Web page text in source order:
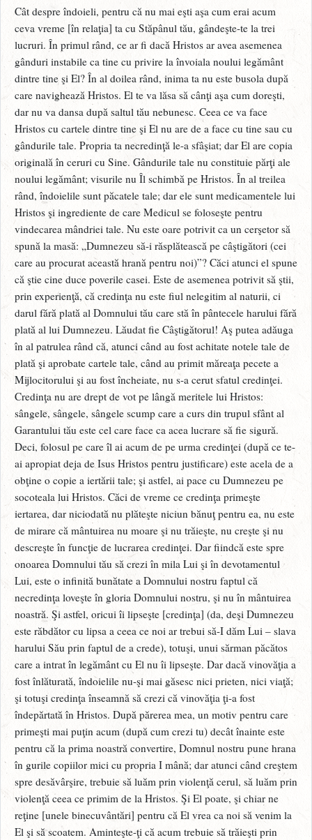
Cât despre îndoieli, pentru că nu mai eşti aşa cum erai acum
ceva vreme [în relaţia] ta cu Stăpânul tău, gândeşte-te la trei
lucruri. În primul rând, ce ar fi dacă Hristos ar avea asemenea
gânduri instabile ca tine cu privire la învoiala noului legământ
dintre tine şi El? În al doilea rând, inima ta nu este busola după
care navighează Hristos. El te va lăsa să cânţi aşa cum doreşti,
dar nu va dansa după saltul tău nebunesc. Ceea ce va face
Hristos cu cartele dintre tine şi El nu are de a face cu tine sau cu
gândurile tale. Propria ta necredinţă le-a sfâşiat; dar El are copia
originală în ceruri cu Sine. Gândurile tale nu constituie părţi ale
noului legământ; visurile nu Îl schimbă pe Hristos. În al treilea
rând, îndoielile sunt păcatele tale; dar ele sunt medicamentele lui
Hristos şi ingrediente de care Medicul se foloseşte pentru
vindecarea mândriei tale. Nu este oare potrivit ca un cerşetor să
spună la masă: „Dumnezeu să-i răsplătească pe câştigători (cei
care au procurat această hrană pentru noi)”? Căci atunci el spune
că ştie cine duce poverile casei. Este de asemenea potrivit să ştii,
prin experienţă, că credinţa nu este fiul nelegitim al naturii, ci
darul fără plată al Domnului tău care stă în pântecele harului fără
plată al lui Dumnezeu. Lăudat fie Câştigătorul! Aş putea adăuga
în al patrulea rând că, atunci când au fost achitate notele tale de
plată şi aprobate cartele tale, când au primit măreaţa pecete a
Mijlocitorului şi au fost încheiate, nu s-a cerut sfatul credinţei.
Credinţa nu are drept de vot pe lângă meritele lui Hristos:
sângele, sângele, sângele scump care a curs din trupul sfânt al
Garantului tău este cel care face ca acea lucrare să fie sigură.
Deci, folosul pe care îl ai acum de pe urma credinţei (după ce te-
ai apropiat deja de Isus Hristos pentru justificare) este acela de a
obţine o copie a iertării tale; şi astfel, ai pace cu Dumnezeu pe
socoteala lui Hristos. Căci de vreme ce credinţa primeşte
iertarea, dar niciodată nu plăteşte niciun bănuţ pentru ea, nu este
de mirare că mântuirea nu moare şi nu trăieşte, nu creşte şi nu
descreşte în funcţie de lucrarea credinţei. Dar fiindcă este spre
onoarea Domnului tău să crezi în mila Lui şi în devotamentul
Lui, este o infinită bunătate a Domnului nostru faptul că
necredinţa loveşte în gloria Domnului nostru, şi nu în mântuirea
noastră. Şi astfel, oricui îi lipseşte [credinţa] (da, deşi Dumnezeu
este răbdător cu lipsa a ceea ce noi ar trebui să-I dăm Lui – slava
harului Său prin faptul de a crede), totuşi, unui sărman păcătos
care a intrat în legământ cu El nu îi lipseşte. Dar dacă vinovăţia a
fost înlăturată, îndoielile nu-şi mai găsesc nici prieten, nici viaţă;
şi totuşi credinţa înseamnă să crezi că vinovăţia ţi-a fost
îndepărtată în Hristos. După părerea mea, un motiv pentru care
primeşti mai puţin acum (după cum crezi tu) decât înainte este
pentru că la prima noastră convertire, Domnul nostru pune hrana
în gurile copiilor mici cu propria I mână; dar atunci când creştem
spre desăvârşire, trebuie să luăm prin violenţă cerul, să luăm prin
violenţă ceea ce primim de la Hristos. Şi El poate, şi chiar ne
reţine [unele binecuvântări] pentru că El vrea ca noi să venim la
El şi să scoatem. Aminteşte-ţi că acum trebuie să trăieşti prin